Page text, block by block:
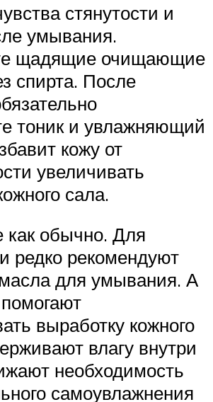
стянутости и
умывания.
щадящие очищающие
спирта. После
тоник и увлажняющий
кожу от
увеличивать
сала.
обычно. Для
редко рекомендуют
для умывания. А
выработку кожного
влагу внутри
необходимость
самоувлажнения